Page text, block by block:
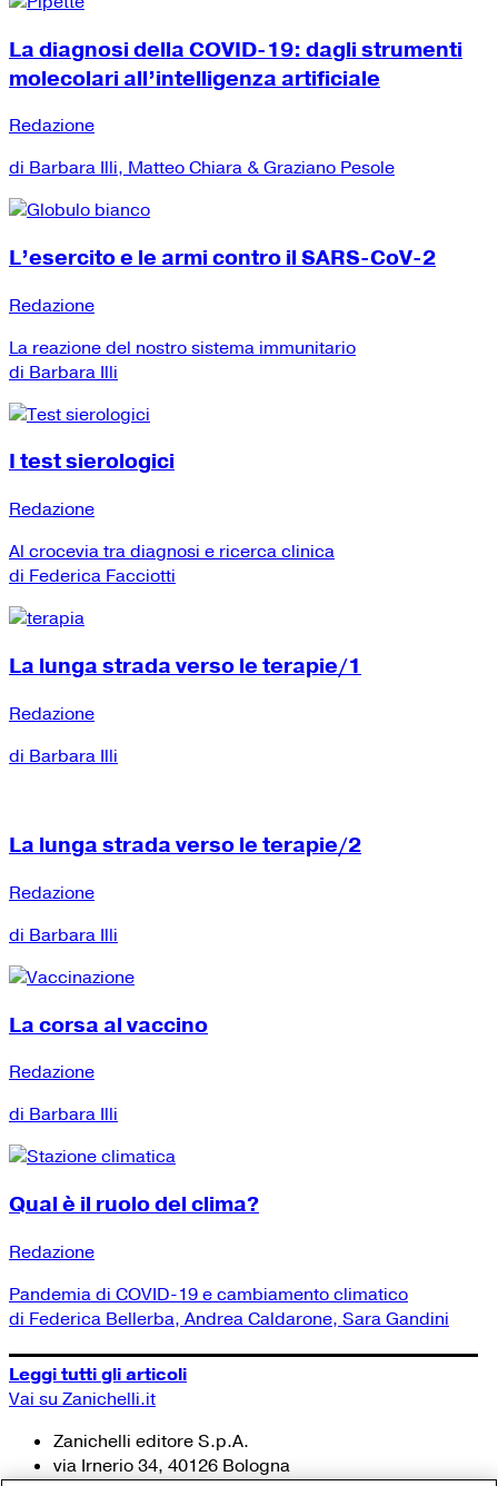
La diagnosi della COVID-19: dagli strumenti
molecolari all’intelligenza artificiale
Redazione
di Barbara Illi, Matteo Chiara & Graziano Pesole
L’esercito e le armi contro il SARS-CoV-2
Redazione
La reazione del nostro sistema immunitario
di Barbara Illi
I test sierologici
Redazione
Al crocevia tra diagnosi e ricerca clinica
di Federica Facciotti
La lunga strada verso le terapie/1
Redazione
di Barbara Illi
La lunga strada verso le terapie/2
Redazione
di Barbara Illi
La corsa al vaccino
Redazione
di Barbara Illi
Qual è il ruolo del clima?
Redazione
Pandemia di COVID-19 e cambiamento climatico
di Federica Bellerba, Andrea Caldarone, Sara Gandini
Leggi tutti gli articoli
Vai su Zanichelli.it
Zanichelli editore S.p.A.
via Irnerio 34, 40126 Bologna